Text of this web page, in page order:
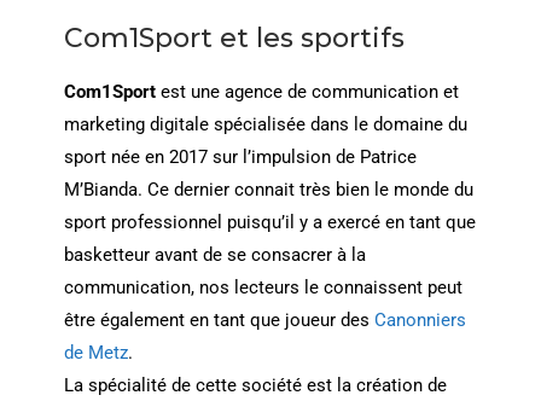
Com1Sport et les sportifs
Com1Sportest une agence de communication et
marketing digitale spécialisée dans le domaine du
sport née en 2017 sur l’impulsion de Patrice
M’Bianda. Ce dernier connait très bien le monde du
sport professionnel puisqu’il y a exercé en tant que
basketteur avant de se consacrer à la
communication, nos lecteurs le connaissent peut
être également en tant que joueur des Canonniers
de Metz.
La spécialité de cette société est la création de